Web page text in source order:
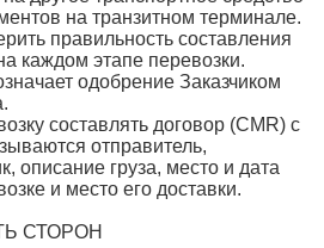
на транзитном терминале.
правильность составления
каждом этапе перевозки.
одобрение Заказчиком
составлять договор (CMR) с
отправитель,
описание груза, место и дата
и место его доставки.
СТОРОН